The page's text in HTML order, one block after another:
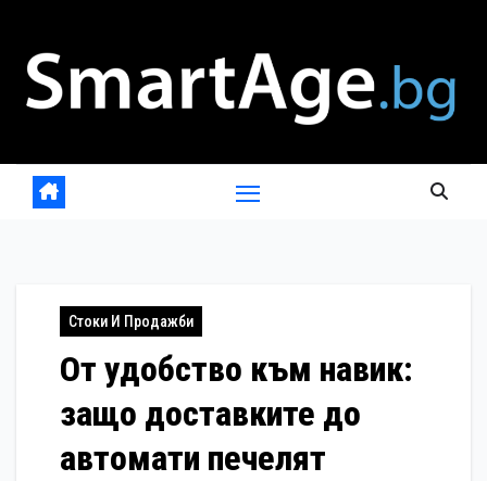
content
Стоки И Продажби
От удобство към навик:
защо доставките до
автомати печелят